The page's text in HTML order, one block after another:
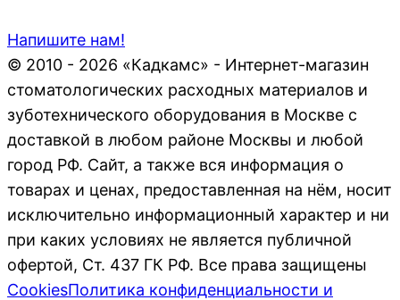
Напишите нам!
© 2010 - 2026 «Кадкамс» - Интернет-магазин
стоматологических расходных материалов и
зуботехнического оборудования в Москве с
доставкой в любом районе Москвы и любой
город РФ. Сайт, а также вся информация о
товарах и ценах, предоставленная на нём, носит
исключительно информационный характер и ни
при каких условиях не является публичной
офертой, Ст. 437 ГК РФ. Все права защищены
CookiesПолитика конфиденциальности и